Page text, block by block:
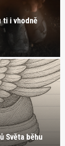
ti i vhodně
Světa běhu